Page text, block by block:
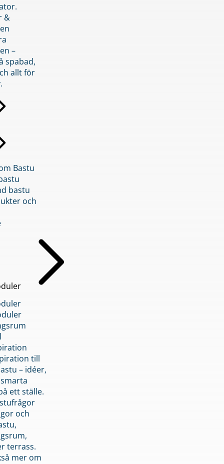
&
–
spabad,
allt för
Bastu
bastu
och
till
– idéer,
ett ställe.
och
terrass.
mer om